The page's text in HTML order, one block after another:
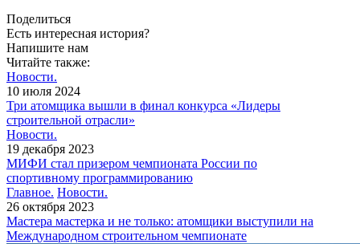
Поделиться
Есть интересная история?
Напишите нам
Читайте также:
Новости.
10 июля 2024
Три атомщика вышли в финал конкурса «Лидеры
строительной отрасли»
Новости.
19 декабря 2023
МИФИ стал призером чемпионата России по
спортивному программированию
Главное. Новости.
26 октября 2023
Мастера мастерка и не только: атомщики выступили на
Международном строительном чемпионате